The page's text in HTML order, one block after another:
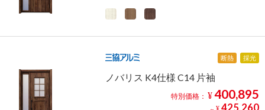
断熱 採光
ノバリス K4仕様 C14 片袖
特別価格： ¥400,895
425,260